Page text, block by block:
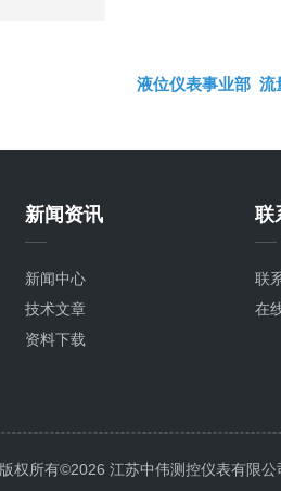
液位仪表事业部 流
新闻资讯
新闻中心
技术文章
资料下载
联
联
在
版权所有©2026 江苏中伟测控仪表有限